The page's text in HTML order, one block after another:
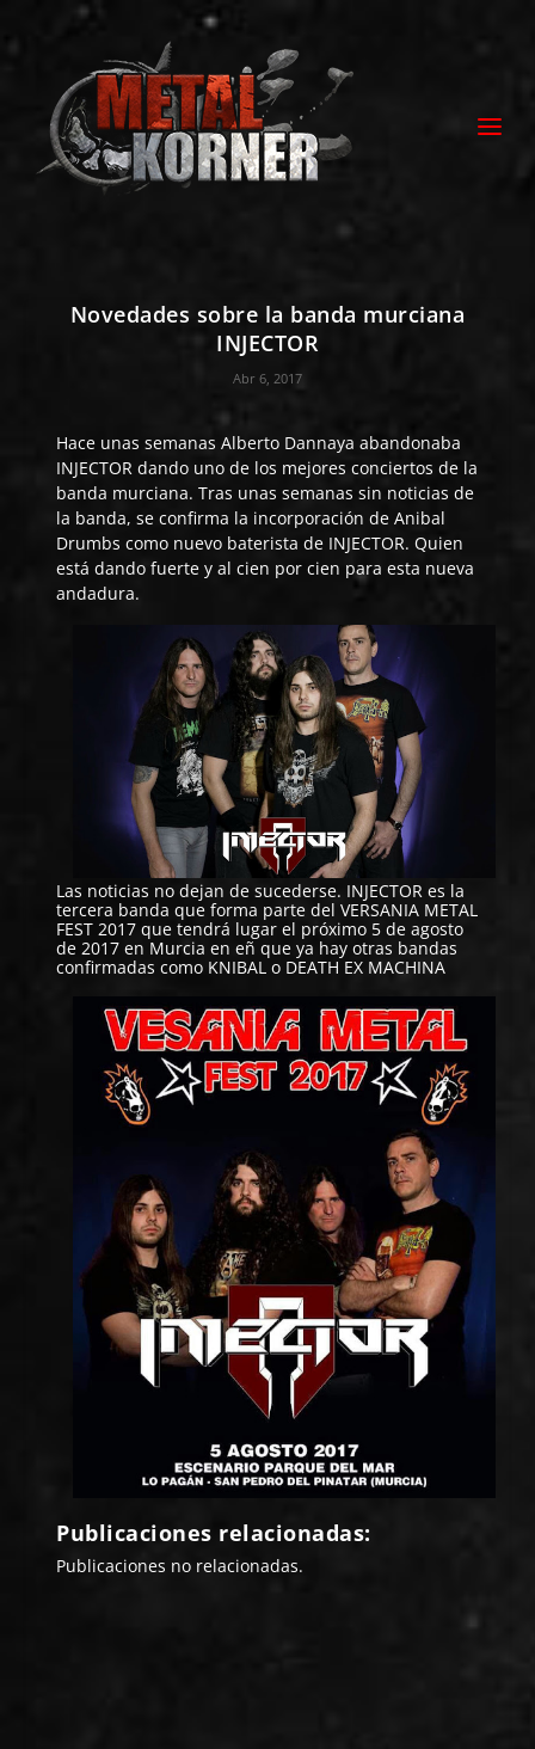
Novedades sobre la banda murciana
INJECTOR
Abr 6, 2017
Hace unas semanas Alberto Dannaya abandonaba
INJECTOR dando uno de los mejores conciertos de la
banda murciana. Tras unas semanas sin noticias de
la banda, se confirma la incorporación de Anibal
Drumbs como nuevo baterista de INJECTOR. Quien
está dando fuerte y al cien por cien para esta nueva
andadura.
Las noticias no dejan de sucederse. INJECTOR es la
tercera banda que forma parte delVERSANIA METAL
FEST 2017 que tendrá lugar el próximo 5 de agosto
de 2017 en Murcia en eñ que ya hay otras bandas
confirmadas como KNIBAL o DEATH EX MACHINA
Publicaciones relacionadas:
Publicaciones no relacionadas.